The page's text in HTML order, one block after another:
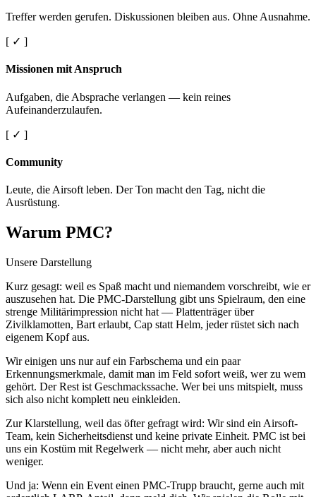
Treffer werden gerufen. Diskussionen bleiben aus. Ohne Ausnahme.
[ ✓ ]
Missionen mit Anspruch
Aufgaben, die Absprache verlangen — kein reines
Aufeinanderzulaufen.
[ ✓ ]
Community
Leute, die Airsoft leben. Der Ton macht den Tag, nicht die
Ausrüstung.
Warum PMC?
Unsere Darstellung
Kurz gesagt: weil es Spaß macht und niemandem vorschreibt, wie er
auszusehen hat. Die PMC-Darstellung gibt uns Spielraum, den eine
strenge Militärimpression nicht hat — Plattenträger über
Zivilklamotten, Bart erlaubt, Cap statt Helm, jeder rüstet sich nach
eigenem Kopf aus.
Wir einigen uns nur auf ein Farbschema und ein paar
Erkennungsmerkmale, damit man im Feld sofort weiß, wer zu wem
gehört. Der Rest ist Geschmackssache. Wer bei uns mitspielt, muss
sich also nicht komplett neu einkleiden.
Zur Klarstellung, weil das öfter gefragt wird: Wir sind ein Airsoft-
Team, kein Sicherheitsdienst und keine private Einheit. PMC ist bei
uns ein Kostüm mit Regelwerk — nicht mehr, aber auch nicht
weniger.
Und ja: Wenn ein Event einen PMC-Trupp braucht, gerne auch mit